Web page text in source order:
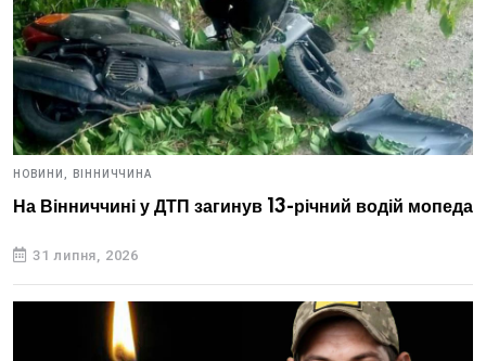
НОВИНИ, ВІННИЧЧИНА
На Вінниччині у ДТП загинув 13-річний водій мопеда
31 липня, 2026